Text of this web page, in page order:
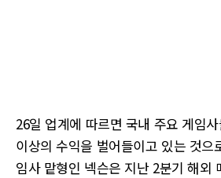
26일 업계에 따르면 국내 주요 게임
이상의 수익을 벌어들이고 있는 것으
임사 맡형인 넥슨은 지난 2분기 해외